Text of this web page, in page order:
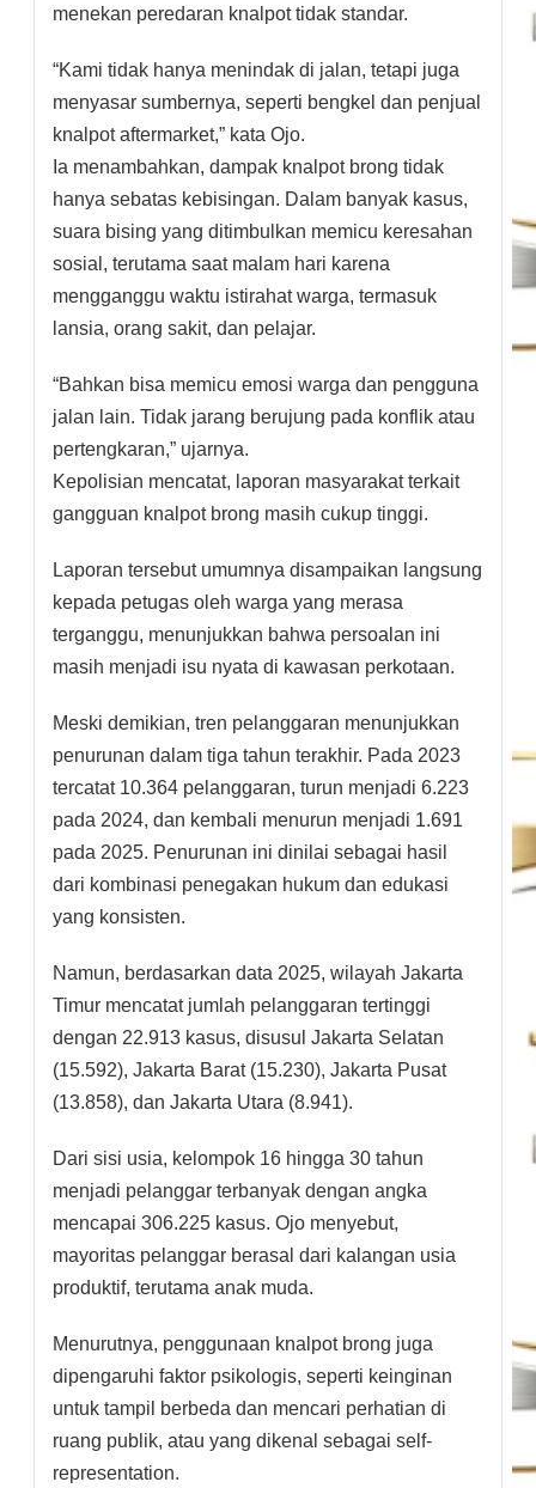
menekan peredaran knalpot tidak standar.
“Kami tidak hanya menindak di jalan, tetapi juga
menyasar sumbernya, seperti bengkel dan penjual
knalpot aftermarket,” kata Ojo.
Ia menambahkan, dampak knalpot brong tidak
hanya sebatas kebisingan. Dalam banyak kasus,
suara bising yang ditimbulkan memicu keresahan
sosial, terutama saat malam hari karena
mengganggu waktu istirahat warga, termasuk
lansia, orang sakit, dan pelajar.
“Bahkan bisa memicu emosi warga dan pengguna
jalan lain. Tidak jarang berujung pada konflik atau
pertengkaran,” ujarnya.
Kepolisian mencatat, laporan masyarakat terkait
gangguan knalpot brong masih cukup tinggi.
Laporan tersebut umumnya disampaikan langsung
kepada petugas oleh warga yang merasa
terganggu, menunjukkan bahwa persoalan ini
masih menjadi isu nyata di kawasan perkotaan.
Meski demikian, tren pelanggaran menunjukkan
penurunan dalam tiga tahun terakhir. Pada 2023
tercatat 10.364 pelanggaran, turun menjadi 6.223
pada 2024, dan kembali menurun menjadi 1.691
pada 2025. Penurunan ini dinilai sebagai hasil
dari kombinasi penegakan hukum dan edukasi
yang konsisten.
Namun, berdasarkan data 2025, wilayah Jakarta
Timur mencatat jumlah pelanggaran tertinggi
dengan 22.913 kasus, disusul Jakarta Selatan
(15.592), Jakarta Barat (15.230), Jakarta Pusat
(13.858), dan Jakarta Utara (8.941).
Dari sisi usia, kelompok 16 hingga 30 tahun
menjadi pelanggar terbanyak dengan angka
mencapai 306.225 kasus. Ojo menyebut,
mayoritas pelanggar berasal dari kalangan usia
produktif, terutama anak muda.
Menurutnya, penggunaan knalpot brong juga
dipengaruhi faktor psikologis, seperti keinginan
untuk tampil berbeda dan mencari perhatian di
ruang publik, atau yang dikenal sebagai self-
representation.